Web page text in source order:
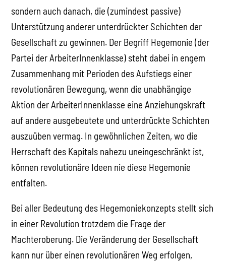
sondern auch danach, die (zumindest passive)
Unterstützung anderer unterdrückter Schichten der
Gesellschaft zu gewinnen. Der Begriff Hegemonie (der
Partei der ArbeiterInnenklasse) steht dabei in engem
Zusammenhang mit Perioden des Aufstiegs einer
revolutionären Bewegung, wenn die unabhängige
Aktion der ArbeiterInnenklasse eine Anziehungskraft
auf andere ausgebeutete und unterdrückte Schichten
auszuüben vermag. In gewöhnlichen Zeiten, wo die
Herrschaft des Kapitals nahezu uneingeschränkt ist,
können revolutionäre Ideen nie diese Hegemonie
entfalten.
Bei aller Bedeutung des Hegemoniekonzepts stellt sich
in einer Revolution trotzdem die Frage der
Machteroberung. Die Veränderung der Gesellschaft
kann nur über einen revolutionären Weg erfolgen,